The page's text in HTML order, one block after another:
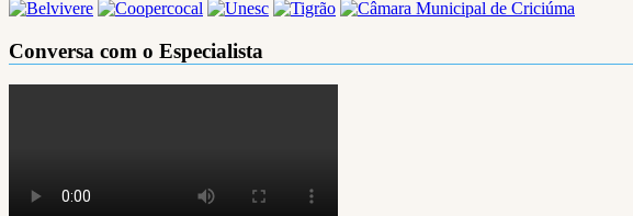
Conversa com o Especialista